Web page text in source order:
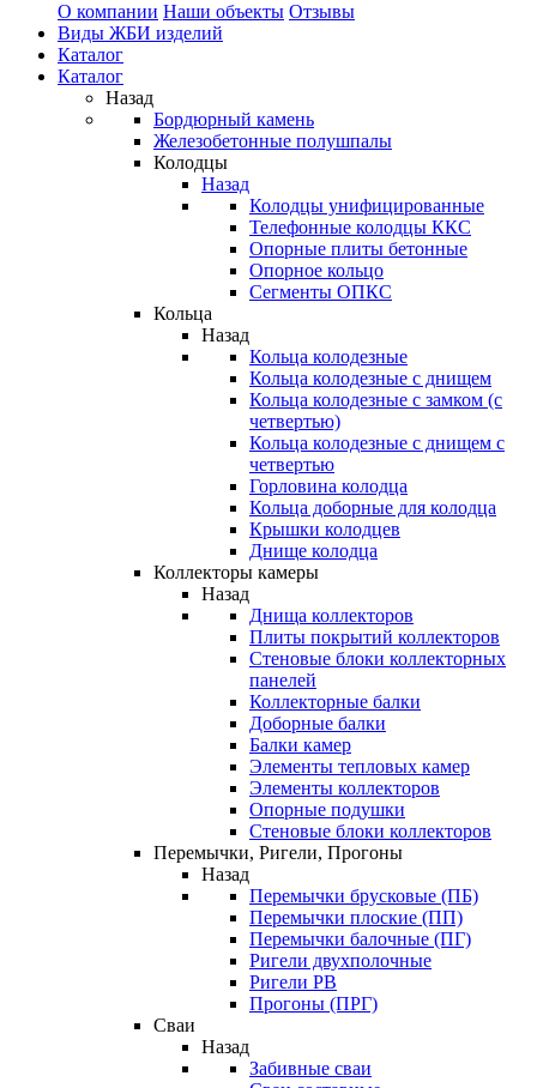
О компании Наши объекты Отзывы
Виды ЖБИ изделий
Каталог
Каталог
Назад
Бордюрный камень
Железобетонные полушпалы
Колодцы
Назад
Колодцы унифицированные
Телефонные колодцы ККС
Опорные плиты бетонные
Опорное кольцо
Сегменты ОПКС
Кольца
Назад
Кольца колодезные
Кольца колодезные с днищем
Кольца колодезные с замком (с
четвертью)
Кольца колодезные с днищем с
четвертью
Горловина колодца
Кольца доборные для колодца
Крышки колодцев
Днище колодца
Коллекторы камеры
Назад
Днища коллекторов
Плиты покрытий коллекторов
Стеновые блоки коллекторных
панелей
Коллекторные балки
Доборные балки
Балки камер
Элементы тепловых камер
Элементы коллекторов
Опорные подушки
Стеновые блоки коллекторов
Перемычки, Ригели, Прогоны
Назад
Перемычки брусковые (ПБ)
Перемычки плоские (ПП)
Перемычки балочные (ПГ)
Ригели двухполочные
Ригели РВ
Прогоны (ПРГ)
Сваи
Назад
Забивные сваи